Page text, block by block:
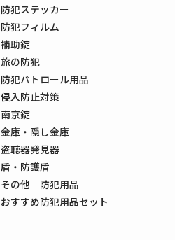
防犯ステッカー
防犯フィルム
補助錠
旅の防犯
防犯パトロール用品
侵入防止対策
南京錠
金庫・隠し金庫
盗聴器発見器
盾・防護盾
その他 防犯用品
おすすめ防犯用品セット